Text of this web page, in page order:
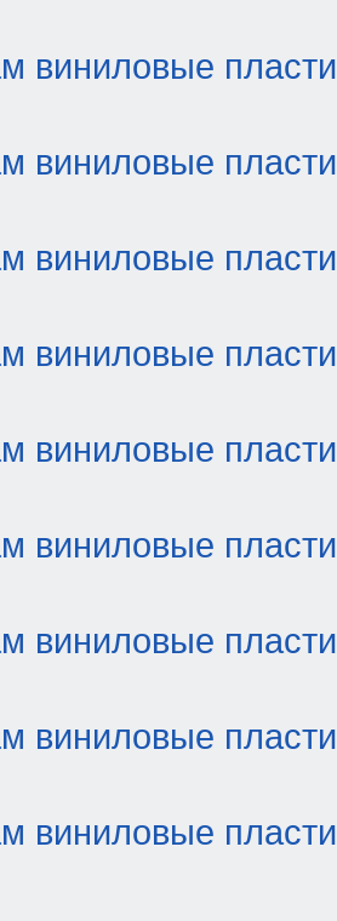
виниловые
виниловые
виниловые
виниловые
виниловые
виниловые
виниловые
виниловые
виниловые